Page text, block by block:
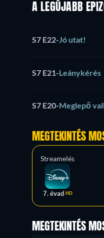
A LEGÚJABB
S7 E22-Jó utat!
S7 E21-Leánykérés
S7 E20-Meglepő
MEGTEKINTÉS
Streamelés
7. évad HD
MEGTEKINTÉS